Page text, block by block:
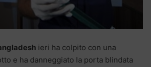
ieri ha colpito con una
e ha danneggiato la porta blindata